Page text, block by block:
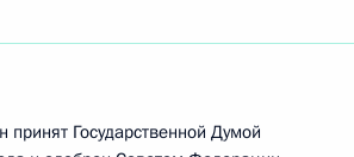
Государственной Думой